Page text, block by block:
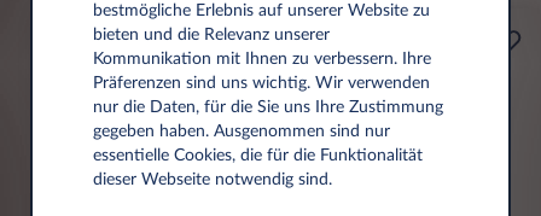
Selbstständige
Ab
399€
pro Monat exkl. MwSt.
bestmögliche Erlebnis auf unserer Website zu
bieten und die Relevanz unserer
Kommunikation mit Ihnen zu verbessern. Ihre
Präferenzen sind uns wichtig. Wir verwenden
nur die Daten, für die Sie uns Ihre Zustimmung
gegeben haben. Ausgenommen sind nur
essentielle Cookies, die für die Funktionalität
dieser Webseite notwendig sind.